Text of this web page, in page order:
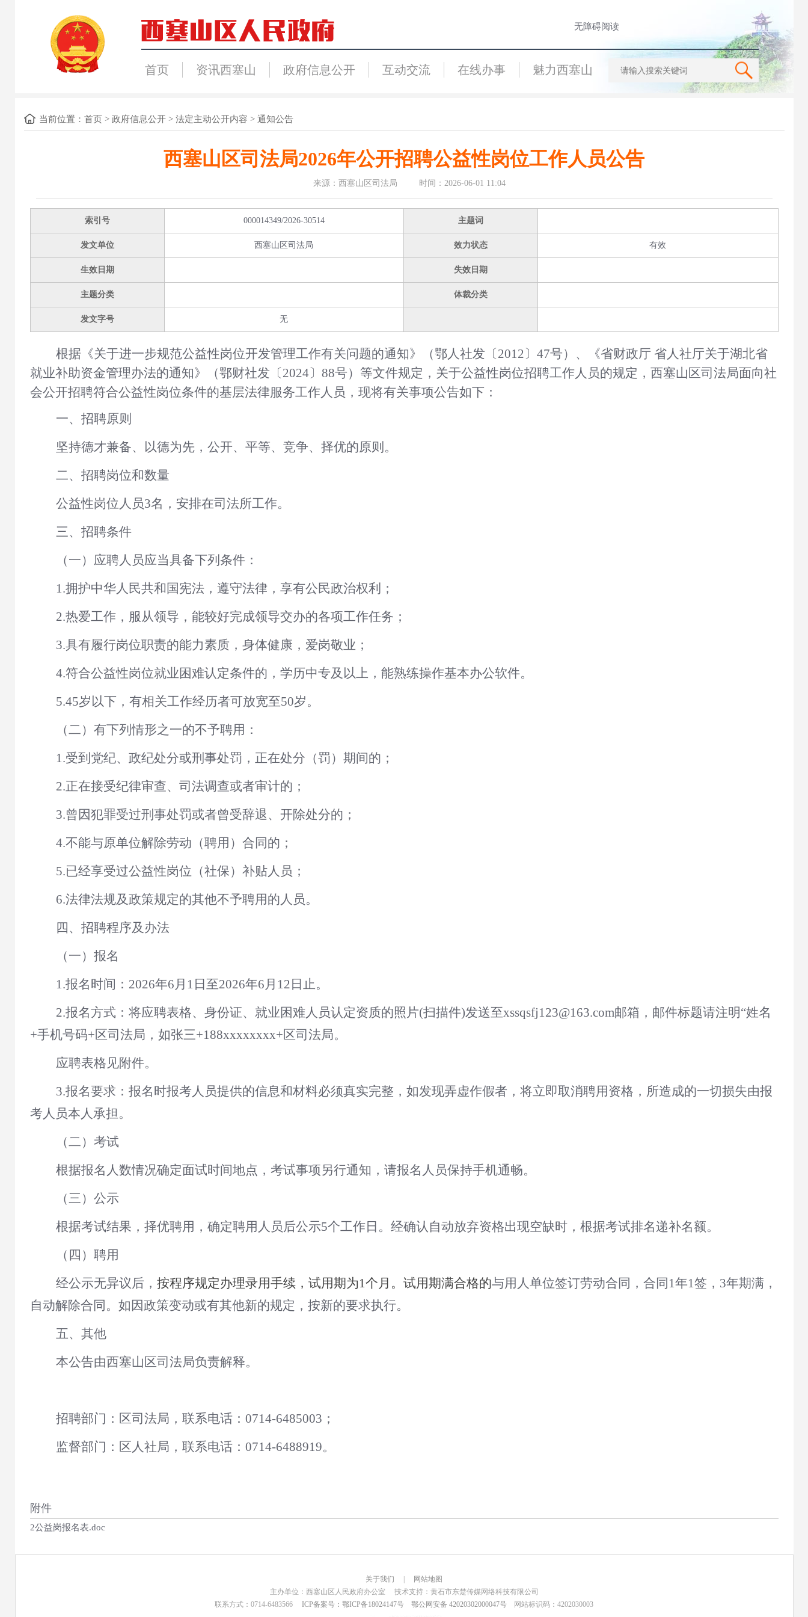
无障碍阅读
首页 资讯西塞山 政府信息公开 互动交流 在线办事 魅力西塞山
当前位置： 首页> 政府信息公开> 法定主动公开内容 > 通知公告
西塞山区司法局2026年公开招聘公益性岗位工作人员公告
来源：西塞山区司法局 时间：2026-06-01 11:04
索引号 000014349/2026-30514 主题词
发文单位 西塞山区司法局 效力状态 有效
生效日期 失效日期
主题分类 体裁分类
发文字号 无
根据《关于进一步规范公益性岗位开发管理工作有关问题的通知》（鄂人社发〔2012〕47号）、《省财政厅 省人社厅关于湖北省
就业补助资金管理办法的通知》（鄂财社发〔2024〕88号）等文件规定，关于公益性岗位招聘工作人员的规定， 西塞山区司法局面向社
会公开招聘符合公益性岗位条件的基层法律服务工作人员 ，现将有关事项公告如下：
一、招聘原则
坚持德才兼备、以德为先，公开、平等、竞争、择优的原则。
二、招聘岗位和数量
公益性岗位人员3名，安排在司法所工作。
三、招聘条件
（一）应聘人员应当具备下列条件：
1.拥护中华人民共和国宪法，遵守法律，享有公民政治权利；
2.热爱工作，服从领导 ， 能较好完成领导交办的各项工作任务 ；
3.具有履行岗位职责的能力素质，身体健康，爱岗敬业；
4.符合公益性岗位就业困难认定条件的 ，学历中专及以上 ， 能熟练操作基本办公软件。
5.45岁以下，有相关工作经历者可放宽至50岁。
（二）有下列情形之一的不予聘用：
1.受到党纪、政纪处分或刑事处罚，正在处分（罚）期间的；
2.正在接受纪律审查、司法调查或者审计的；
3.曾因犯罪受过刑事处罚或者曾受辞退、开除处分的；
4.不能与原单位解除劳动（聘用）合同的；
5.已经享受过公益性岗位 （社保） 补贴人员；
6.法律法规及政策规定的其他不予聘用的人员。
四、招聘程序及办法
（一）报名
1.报名时间： 2026年6月1日至2026年6月12日止。
2.报名方式 ： 将应聘表格、身份证、就业困难人员认定资质的照片(扫描件)发送至xssqsfj123@163.com邮箱， 邮件标题请注明“姓名
+手机号码+区司法局 ，如张三+188xxxxxxxx+区司法局。
应聘表格见附件。
3.报名要求：报名时报考人员提供的信息和材料必须真实完整，如发现弄虚作假者，将立即取消聘用资格，所造成的一切损失由报
考人员本人承担。
（二） 考试
根据报名人数情况确定面试时间地点，考试事项另行通知， 请报名人员保持手机通畅。
（三）公示
根据考试结果，择优聘用 ，确定聘用 人员后公示5个工作日 。 经确认自动放弃资格出现空缺时，根据考试排名递补名额。
（四）聘用
经公示无异议后， 按程序规定办理录用手续， 试用期为1个月。试用期满合格的与用人单位签订劳动合同，合同 1年1签 ， 3年期满，
自动解除合同。如因政策变动或有其他新的规定，按新的要求执行。
五、其他
本公告由西塞山区司法局负责解释。
招聘部门 ： 区司法局 ，联系电话： 0714-6485003；
监督部门：区人社局， 联系电话： 0714-6488919。
附件
2公益岗报名表.doc
关于我们
网站地图
主办单位：西塞山区人民政府办公室 技术支持：黄石市东楚传媒网络科技有限公司
联系方式：0714-6483566 ICP备案号：鄂ICP备18024147号 鄂公网安备 42020302000047号 网站标识码：4202030003